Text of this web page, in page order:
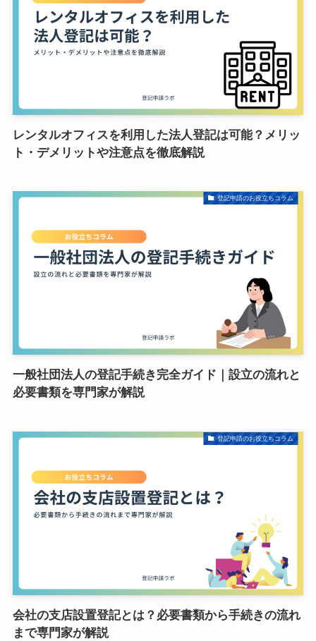
レンタルオフィスを利用した法人登記は可能？メリッ
ト・デメリットや注意点を徹底解説
登記申請のお役立ちコラム
一般社団法人の登記手続き完全ガイド｜設立の流れと
必要書類を専門家が解説
登記申請のお役立ちコラム
会社の支店設置登記とは？必要書類から手続きの流れ
まで専門家が解説